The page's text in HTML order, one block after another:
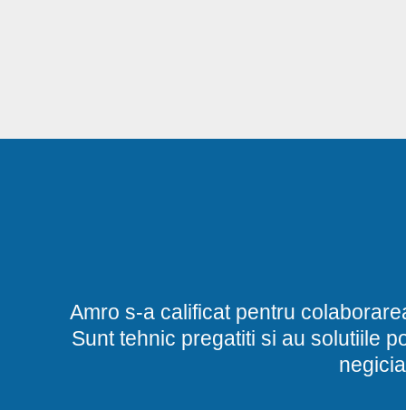
Amro s-a calificat pentru
Sunt tehnic pregatiti si au solutiile